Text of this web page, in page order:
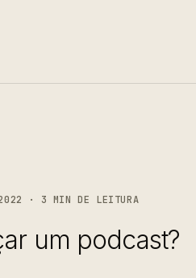
· 3 MIN DE LEITURA
um podcast?